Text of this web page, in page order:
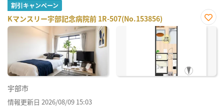
割引キャンペーン
Kマンスリー宇部記念病院前 1R-507(No.153856)
お気
宇部市
情報更新日 2026/08/09 15:03